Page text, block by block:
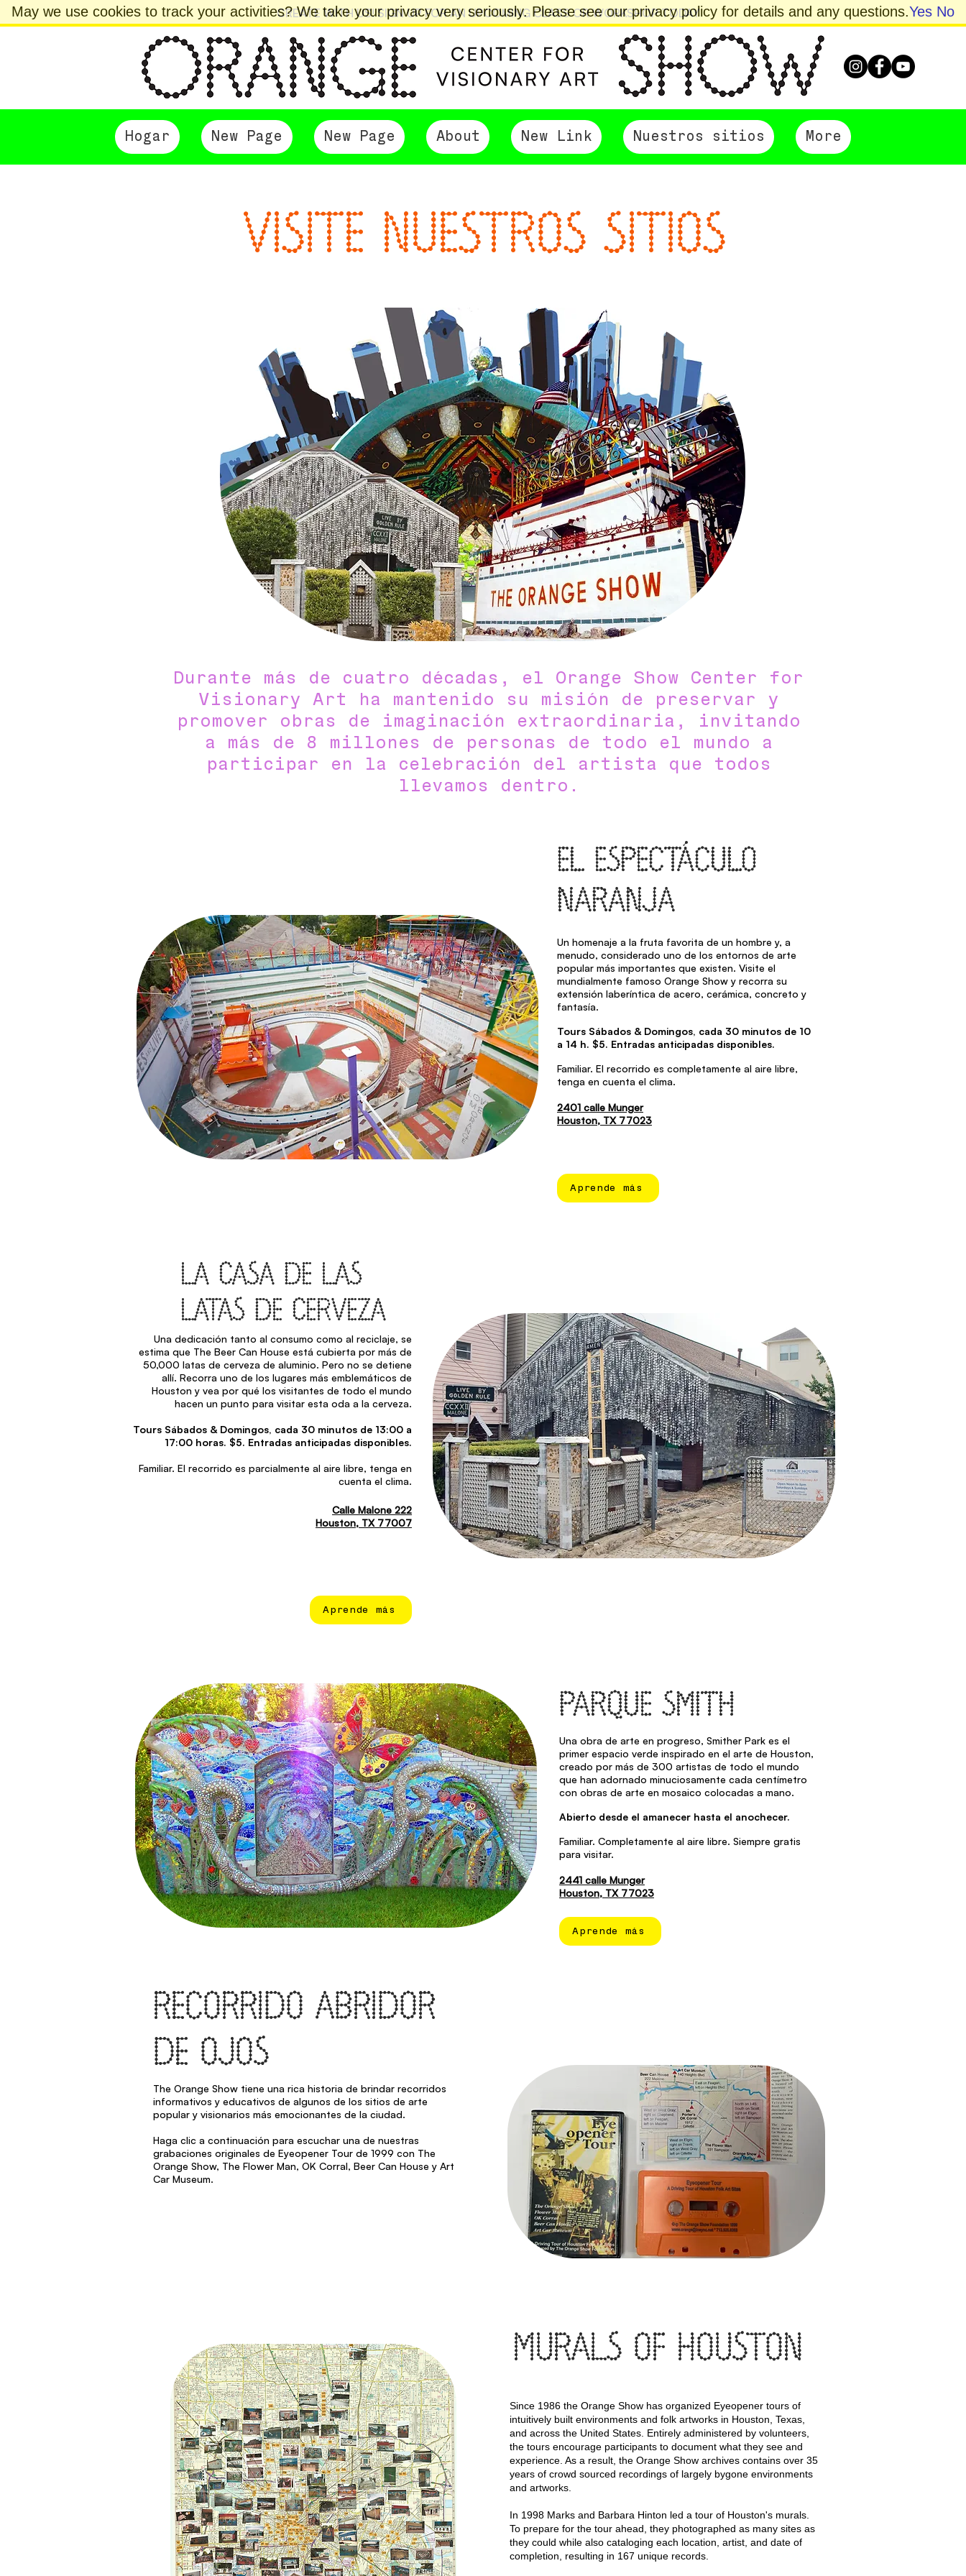
CREATE WITH US! SIGN UP FOR AN UPCOMING CLASS OR WORKSHOP TODAY
Hogar New Page New Page About New Link Nuestros sitios More
VISITE NUESTROS SITIOS
Durante más de cuatro décadas, el Orange Show Center for
Visionary Art ha mantenido su misión de preservar y
promover obras de imaginación extraordinaria, invitando
a más de 8 millones de personas de todo el mundo a
participar en la celebración del artista que todos
llevamos dentro.
EL ESPECTÁCULO
NARANJA
Un homenaje a la fruta favorita de un hombre y, a
menudo, considerado uno de los entornos de arte
popular más importantes que existen. Visite el
mundialmente famoso Orange Show y recorra su
extensión laberíntica de acero, cerámica, concreto y
fantasía.
Tours Sábados & Domingos, cada 30 minutos de 10
a 14 h. $5. Entradas anticipadas disponibles.
Familiar. El recorrido es completamente al aire libre,
tenga en cuenta el clima.
2401 calle Munger
Houston, TX 77023
Aprende más
LA CASA DE LAS
LATAS DE CERVEZA
Una dedicación tanto al consumo como al reciclaje, se
estima que The Beer Can House está cubierta por más de
50,000 latas de cerveza de aluminio. Pero no se detiene
allí. Recorra uno de los lugares más emblemáticos de
Houston y vea por qué los visitantes de todo el mundo
hacen un punto para visitar esta oda a la cerveza.
Tours Sábados & Domingos, cada 30 minutos de 13:00 a
17:00 horas. $5. Entradas anticipadas disponibles.
Familiar. El recorrido es parcialmente al aire libre, tenga en
cuenta el clima.
Calle Malone 222
Houston, TX 77007
Aprende más
PARQUE SMITH
Una obra de arte en progreso, Smither Park es el
primer espacio verde inspirado en el arte de Houston,
creado por más de 300 artistas de todo el mundo
que han adornado minuciosamente cada centímetro
con obras de arte en mosaico colocadas a mano.
Abierto desde el amanecer hasta el anochecer.
Familiar. Completamente al aire libre. Siempre gratis
para visitar.
2441 calle Munger
Houston, TX 77023
Aprende más
RECORRIDO ABRIDOR
DE OJOS
The Orange Show tiene una rica historia de brindar recorridos
informativos y educativos de algunos de los sitios de arte
popular y visionarios más emocionantes de la ciudad.
Haga clic a continuación para escuchar una de nuestras
grabaciones originales de Eyeopener Tour de 1999 con The
Orange Show, The Flower Man, OK Corral, Beer Can House y Art
Car Museum.
MURALS OF HOUSTON
Since 1986 the Orange Show has organized Eyeopener tours of
intuitively built environments and folk artworks in Houston, Texas,
and across the United States. Entirely administered by volunteers,
the tours encourage participants to document what they see and
experience. As a result, the Orange Show archives contains over 35
years of crowd sourced recordings of largely bygone environments
and artworks.
In 1998 Marks and Barbara Hinton led a tour of Houston's murals.
To prepare for the tour ahead, they photographed as many sites as
they could while also cataloging each location, artist, and date of
completion, resulting in 167 unique records.​
May we use cookies to track your activities? We take your privacy very seriously. Please see our privacy policy for details and any questions.Yes No